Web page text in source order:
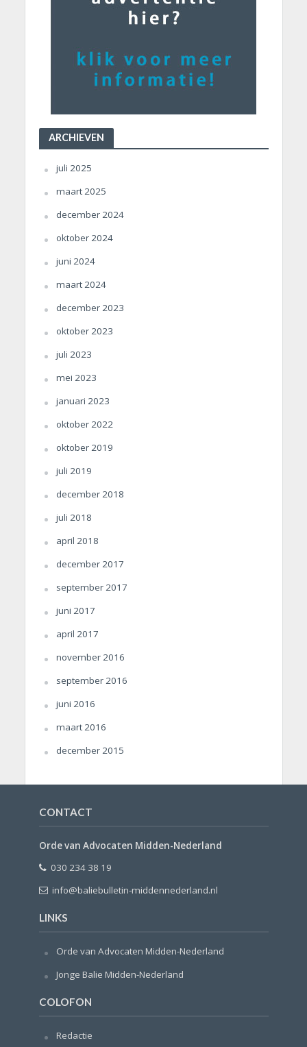
ARCHIEVEN
juli 2025
maart 2025
december 2024
oktober 2024
juni 2024
maart 2024
december 2023
oktober 2023
juli 2023
mei 2023
januari 2023
oktober 2022
oktober 2019
juli 2019
december 2018
juli 2018
april 2018
december 2017
september 2017
juni 2017
april 2017
november 2016
september 2016
juni 2016
maart 2016
december 2015
CONTACT
Orde van Advocaten Midden-Nederland
030 234 38 19
info@baliebulletin-middennederland.nl
LINKS
Orde van Advocaten Midden-Nederland
Jonge Balie Midden-Nederland
COLOFON
Redactie